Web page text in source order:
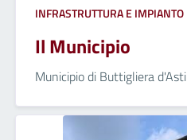
INFRASTRUTTURA E IMPIANTO
Il Municipio
Municipio di Buttigliera d'Asti